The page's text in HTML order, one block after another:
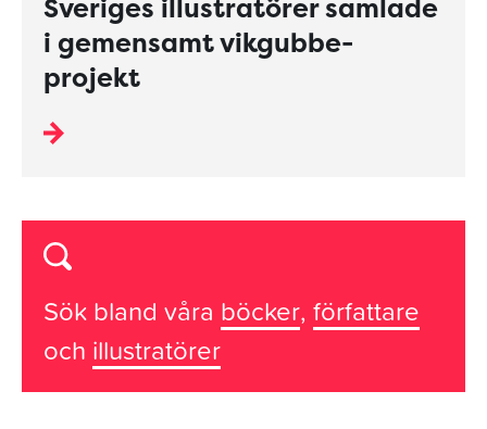
Sveriges illustratörer samlade
i gemensamt vikgubbe-
projekt
Sök bland våra böcker, författare
och illustratörer